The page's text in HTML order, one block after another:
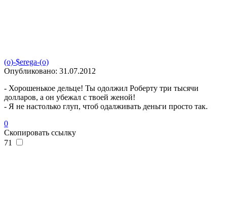
(o)-$erega-(o)
Опубликовано: 31.07.2012
- Хорошенькое дельце! Ты одолжил Роберту три тысячи
долларов, а он убежал с твоей женой!
- Я не настолько глуп, чтоб одалживать деньги просто так.
0
Скопировать ссылку
71